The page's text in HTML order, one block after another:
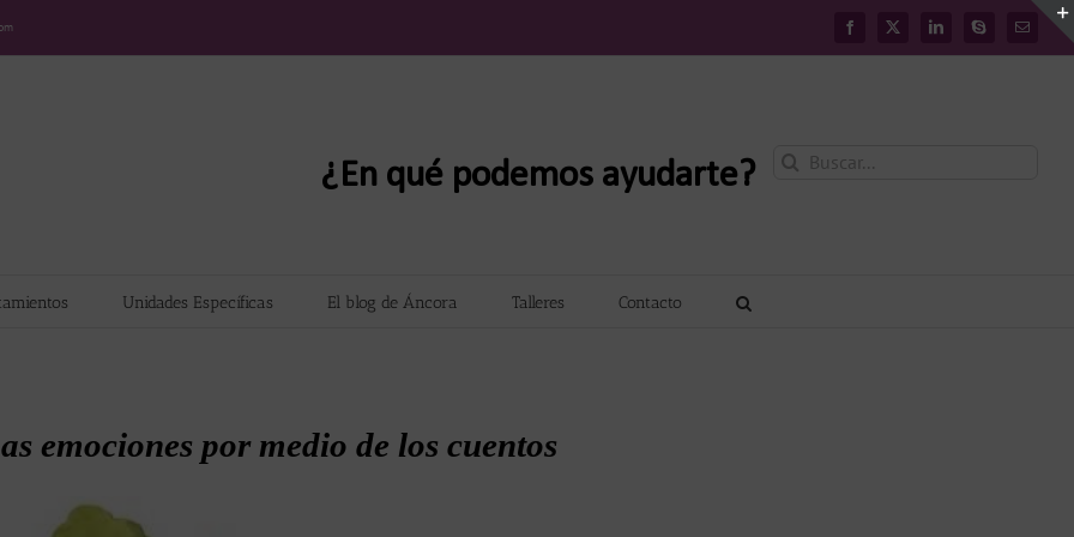
Facebook
X LinkedInSkype
Correo
¿En qué podemos ayudarte?
Buscar:
Unidades Específicas El blog de Áncora Talleres Contacto
emociones por medio de los cuentos